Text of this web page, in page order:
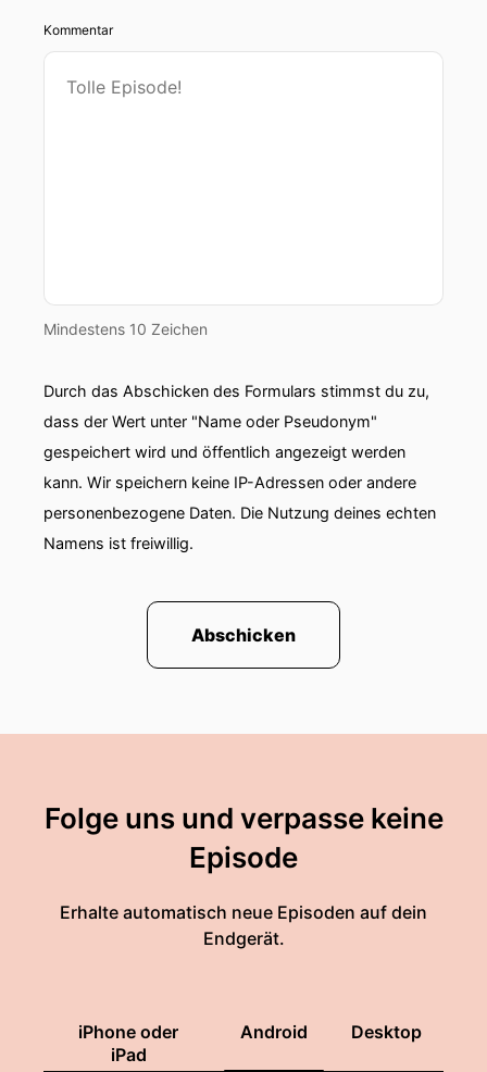
Kommentar
Mindestens 10 Zeichen
Durch das Abschicken des Formulars stimmst du zu,
dass der Wert unter "Name oder Pseudonym"
gespeichert wird und öffentlich angezeigt werden
kann. Wir speichern keine IP-Adressen oder andere
personenbezogene Daten. Die Nutzung deines echten
Namens ist freiwillig.
Abschicken
Folge uns und verpasse keine
Episode
Erhalte automatisch neue Episoden auf dein
Endgerät.
iPhone oder
iPad
Android Desktop